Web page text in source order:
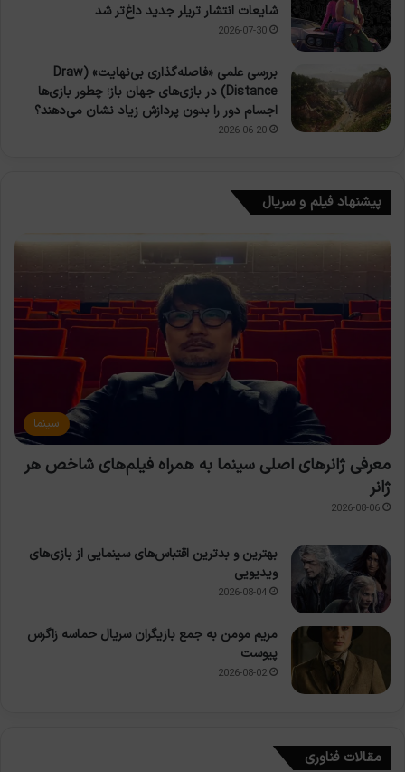
شایعات انتشار تریلر جدید داغ‌تر شد
2026-07-30
بررسی علمی «فاصله‌گذاری بی‌نهایت» (Draw
Distance) در بازی‌های جهان باز؛ چطور بازی‌ها
اجسام دور را بدون پردازش زیاد نشان می‌دهند؟
2026-06-20
پیشنهاد فیلم و سریال
سینما
معرفی ژانرهای اصلی سینما به همراه فیلم‌های شاخص هر
ژانر
2026-08-06
بهترین و بدترین اقتباس‌های سینمایی از بازی‌های
ویدیویی
2026-08-04
مریم مومن به جمع بازیگران سریال حماسه زاگرس
پیوست
2026-08-02
مقالات فناوری